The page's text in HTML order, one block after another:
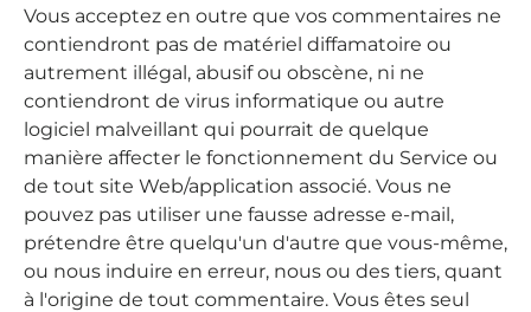
Vous acceptez en outre que vos commentaires ne
contiendront pas de matériel diffamatoire ou
autrement illégal, abusif ou obscène, ni ne
contiendront de virus informatique ou autre
logiciel malveillant qui pourrait de quelque
manière affecter le fonctionnement du Service ou
de tout site Web/application associé. Vous ne
pouvez pas utiliser une fausse adresse e-mail,
prétendre être quelqu'un d'autre que vous-même,
ou nous induire en erreur, nous ou des tiers, quant
à l'origine de tout commentaire. Vous êtes seul